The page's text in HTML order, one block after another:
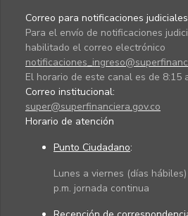
Correo para notificaciones
Para el envío de notificaciones
habilitado el correo electrónico
El horario de este canal es de 8:15
Correo institucional:
super@superfinanciera.gov.co
Horario de atención
Punto Ciudadano:
Lunes a viernes (días
p.m. jornada continua